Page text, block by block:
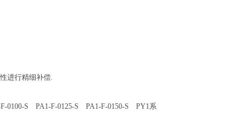
性进行精细补偿.
0100-S PA1-F-0125-S PA1-F-0150-S PY1系